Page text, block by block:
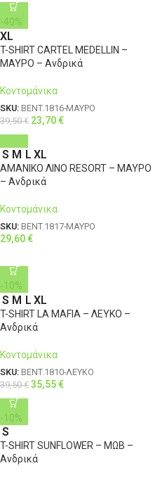
-40%
XL
T-SHIRT CARTEL MEDELLIN –
ΜΑΥΡΟ – Ανδρικά
Κοντομάνικα
SKU: BENT.1816-ΜΑΥΡΟ
39,50€ 23,70€
S M L XL
ΑΜΑΝΙΚΟ ΛΙΝΟ RESORT – ΜΑΥΡΟ
– Ανδρικά
Κοντομάνικα
SKU: BENT.1817-ΜΑΥΡΟ
29,60€
-10%
S M L XL
T-SHIRT LA MAFIA – ΛΕΥΚΟ –
Ανδρικά
Κοντομάνικα
SKU: BENT.1810-ΛΕΥΚΟ
39,50€ 35,55€
-10%
S
T-SHIRT SUNFLOWER – ΜΩΒ –
Ανδρικά